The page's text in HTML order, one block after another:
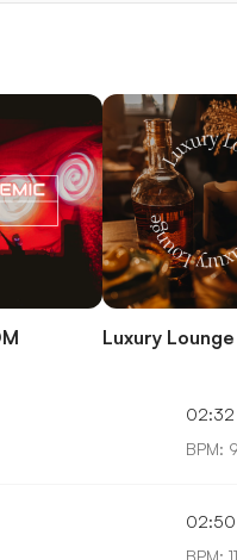
Luxury Lounge
02:32
BPM:
02:50
BPM: